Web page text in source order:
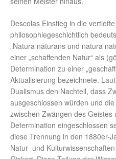
Descolas Einstieg in die
philosophiegeschichtlich
„Natura naturans und natura
einer „schaffenden Natur“ als
Determination zu einer
Aktualisierung bezeichnete. Laut
Dualismus den Nachteil, dass
ausgeschlossen würden und
zwischen Zwängen des Geistes
Determination eingeschlossen
diese Trennung in den 1880er-
Natur- und